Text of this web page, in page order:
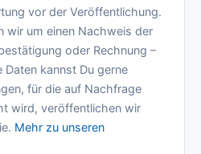
vor der Veröffentlichung.
wir um einen Nachweis der
oder Rechnung –
Daten kannst Du gerne
für die auf Nachfrage
wird, veröffentlichen wir
Mehr zu unseren